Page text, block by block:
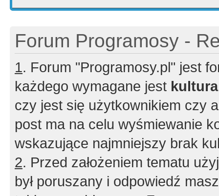
Forum Programosy -
1. Forum "Programosy.pl" jest
każdego wymagane jest
czy jest się użytkownikiem czy
post ma na celu wyśmiewanie
wskazujące najmniejszy brak
2. Przed założeniem tematu
był poruszany i odpowiedź